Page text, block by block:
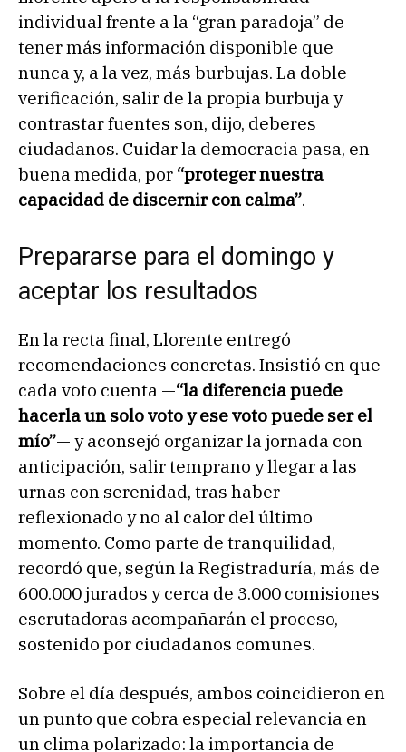
individual frente a la “gran paradoja” de
tener más información disponible que
nunca y, a la vez, más burbujas. La doble
verificación, salir de la propia burbuja y
contrastar fuentes son, dijo, deberes
ciudadanos. Cuidar la democracia pasa, en
buena medida, por “proteger nuestra
capacidad de discernir con calma”.
Prepararse para el domingo y
aceptar los resultados
En la recta final, Llorente entregó
recomendaciones concretas. Insistió en que
cada voto cuenta —“la diferencia puede
hacerla un solo voto y ese voto puede ser el
mío”— y aconsejó organizar la jornada con
anticipación, salir temprano y llegar a las
urnas con serenidad, tras haber
reflexionado y no al calor del último
momento. Como parte de tranquilidad,
recordó que, según la Registraduría, más de
600.000 jurados y cerca de 3.000 comisiones
escrutadoras acompañarán el proceso,
sostenido por ciudadanos comunes.
Sobre el día después, ambos coincidieron en
un punto que cobra especial relevancia en
un clima polarizado: la importancia de